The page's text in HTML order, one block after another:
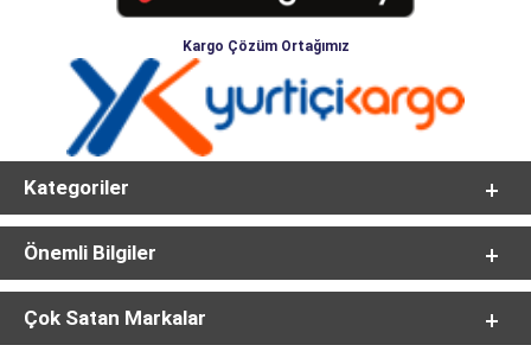
Kargo Çözüm Ortağımız
Kategoriler
Önemli Bilgiler
Çok Satan Markalar